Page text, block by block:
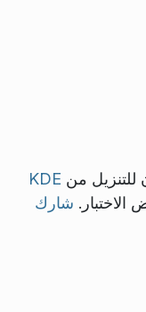
للتنزيل من KDE
شارك